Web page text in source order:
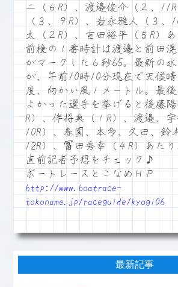
二（６R）、渡邉俊介（２、
（３、９R）、岩永雅人（３、
太（２R）、吉田裕平（５R）
前検の１番時計は渡邉と前田滉
がマークした６秒65。最新の
が、午前10時10分現在で天候
度、向かい風１メートル。最
よかった選手を挙げると後藤陽
R）、伴将典（１R）、渡邉、宇
10R）、春園、本多、久田、鈴
12R）、冨田秀幸（４R）あた
直前記者予想をチェック♪
ボートレースとこなめＨＰ
http://www.boatrace-
tokoname.jp/raceguide/kyogi06
最新記事